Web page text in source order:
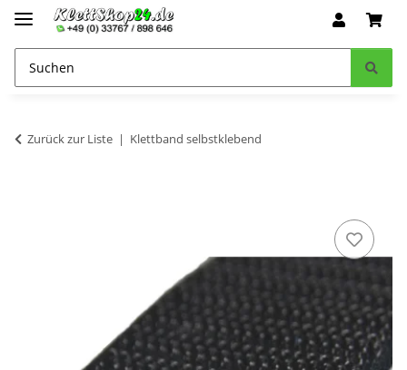
Zurück zur Liste Klettband selbstklebend